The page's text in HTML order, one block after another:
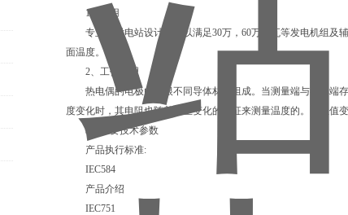
1、应用
专业针对电站设计，可以满足30万，60万千瓦等发电机组及辅
面温度。
2、工作原理
热电偶的电极由两根不同导体材质组成。当测量端与参比端存
度变化时，其电阻也随着发生变化的特征来测量温度的。当阻值
3、主要技术参数
产品执行标准:
IEC584
产品介绍
IEC751